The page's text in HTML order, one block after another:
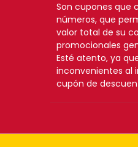
Son cupones que
números, que
valor total de su
promocionales
Esté atento, ya
inconvenientes al
cupón de